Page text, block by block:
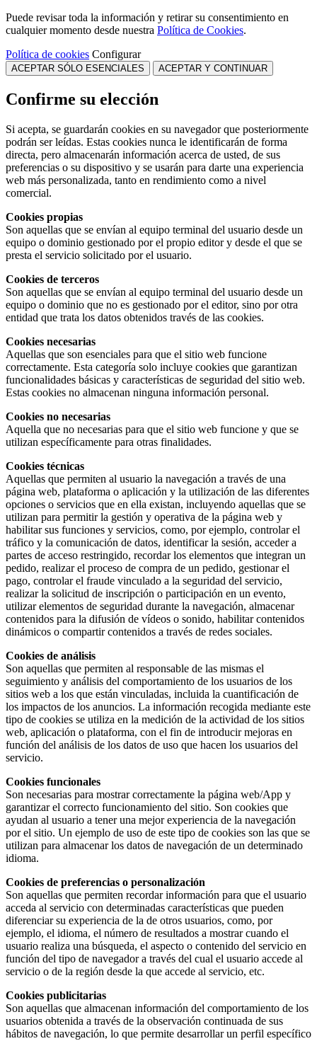
Puede revisar toda la información y retirar su consentimiento en
cualquier momento desde nuestra Política de Cookies.
Política de cookies Configurar
ACEPTAR SÓLO ESENCIALES ACEPTAR Y CONTINUAR
Confirme su elección
Si acepta, se guardarán cookies en su navegador que posteriormente
podrán ser leídas. Estas cookies nunca le identificarán de forma
directa, pero almacenarán información acerca de usted, de sus
preferencias o su dispositivo y se usarán para darte una experiencia
web más personalizada, tanto en rendimiento como a nivel
comercial.
Cookies propias
Son aquellas que se envían al equipo terminal del usuario desde un
equipo o dominio gestionado por el propio editor y desde el que se
presta el servicio solicitado por el usuario.
Cookies de terceros
Son aquellas que se envían al equipo terminal del usuario desde un
equipo o dominio que no es gestionado por el editor, sino por otra
entidad que trata los datos obtenidos través de las cookies.
Cookies necesarias
Aquellas que son esenciales para que el sitio web funcione
correctamente. Esta categoría solo incluye cookies que garantizan
funcionalidades básicas y características de seguridad del sitio web.
Estas cookies no almacenan ninguna información personal.
Cookies no necesarias
Aquella que no necesarias para que el sitio web funcione y que se
utilizan específicamente para otras finalidades.
Cookies técnicas
Aquellas que permiten al usuario la navegación a través de una
página web, plataforma o aplicación y la utilización de las diferentes
opciones o servicios que en ella existan, incluyendo aquellas que se
utilizan para permitir la gestión y operativa de la página web y
habilitar sus funciones y servicios, como, por ejemplo, controlar el
tráfico y la comunicación de datos, identificar la sesión, acceder a
partes de acceso restringido, recordar los elementos que integran un
pedido, realizar el proceso de compra de un pedido, gestionar el
pago, controlar el fraude vinculado a la seguridad del servicio,
realizar la solicitud de inscripción o participación en un evento,
utilizar elementos de seguridad durante la navegación, almacenar
contenidos para la difusión de vídeos o sonido, habilitar contenidos
dinámicos o compartir contenidos a través de redes sociales.
Cookies de análisis
Son aquellas que permiten al responsable de las mismas el
seguimiento y análisis del comportamiento de los usuarios de los
sitios web a los que están vinculadas, incluida la cuantificación de
los impactos de los anuncios. La información recogida mediante este
tipo de cookies se utiliza en la medición de la actividad de los sitios
web, aplicación o plataforma, con el fin de introducir mejoras en
función del análisis de los datos de uso que hacen los usuarios del
servicio.
Cookies funcionales
Son necesarias para mostrar correctamente la página web/App y
garantizar el correcto funcionamiento del sitio. Son cookies que
ayudan al usuario a tener una mejor experiencia de la navegación
por el sitio. Un ejemplo de uso de este tipo de cookies son las que se
utilizan para almacenar los datos de navegación de un determinado
idioma.
Cookies de preferencias o personalización
Son aquellas que permiten recordar información para que el usuario
acceda al servicio con determinadas características que pueden
diferenciar su experiencia de la de otros usuarios, como, por
ejemplo, el idioma, el número de resultados a mostrar cuando el
usuario realiza una búsqueda, el aspecto o contenido del servicio en
función del tipo de navegador a través del cual el usuario accede al
servicio o de la región desde la que accede al servicio, etc.
Cookies publicitarias
Son aquellas que almacenan información del comportamiento de los
usuarios obtenida a través de la observación continuada de sus
hábitos de navegación, lo que permite desarrollar un perfil específico